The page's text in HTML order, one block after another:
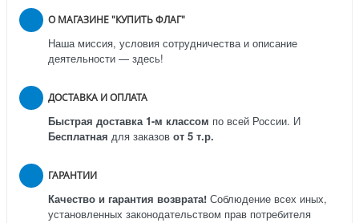
О МАГАЗИНЕ "КУПИТЬ ФЛАГ"
Наша миссия, условия сотрудничества и описание
деятельности — здесь!
ДОСТАВКА И ОПЛАТА
Быстрая доставка 1-м классом по всей России. И
Бесплатная для заказов от 5 т.р.
ГАРАНТИИ
Качество и гарантия возврата! Соблюдение всех иных,
установленных законодательством прав потребителя